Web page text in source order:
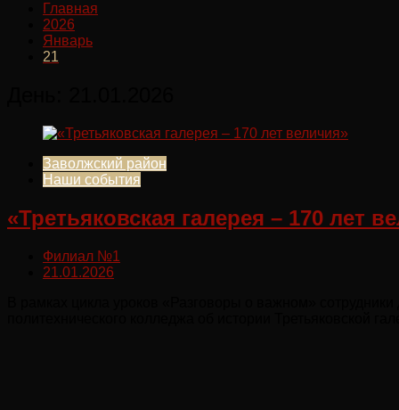
Главная
2026
Январь
21
Заволжский район
Наши события
«Третьяковская галерея – 170 лет
Филиал №1
21.01.2026